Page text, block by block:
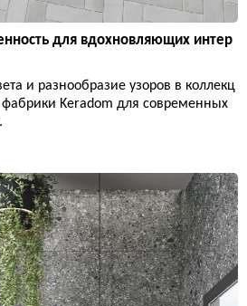
для вдохновляющих интер
и разнообразие узоров в коллекц
фабрики Keradom для современных